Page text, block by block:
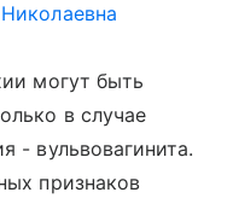
могут быть
в случае
- вульвовагинита.
признаков